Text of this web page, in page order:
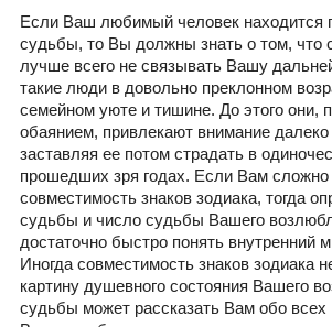
Если Ваш любимый человек находится
судьбы, то Вы должны знать о том, что
лучше всего не связывать Вашу
такие люди в довольно преклонном
семейном уюте и тишине. До этого они,
обаянием, привлекают внимание
заставляя ее потом страдать в
прошедших зря годах. Если Вам сложно
совместимость знаков зодиака, тогда
судьбы и число судьбы Вашего
достаточно быстро понять внутренний
Иногда совместимость знаков зодиака
картину душевного состояния Вашего
судьбы может рассказать Вам обо всех